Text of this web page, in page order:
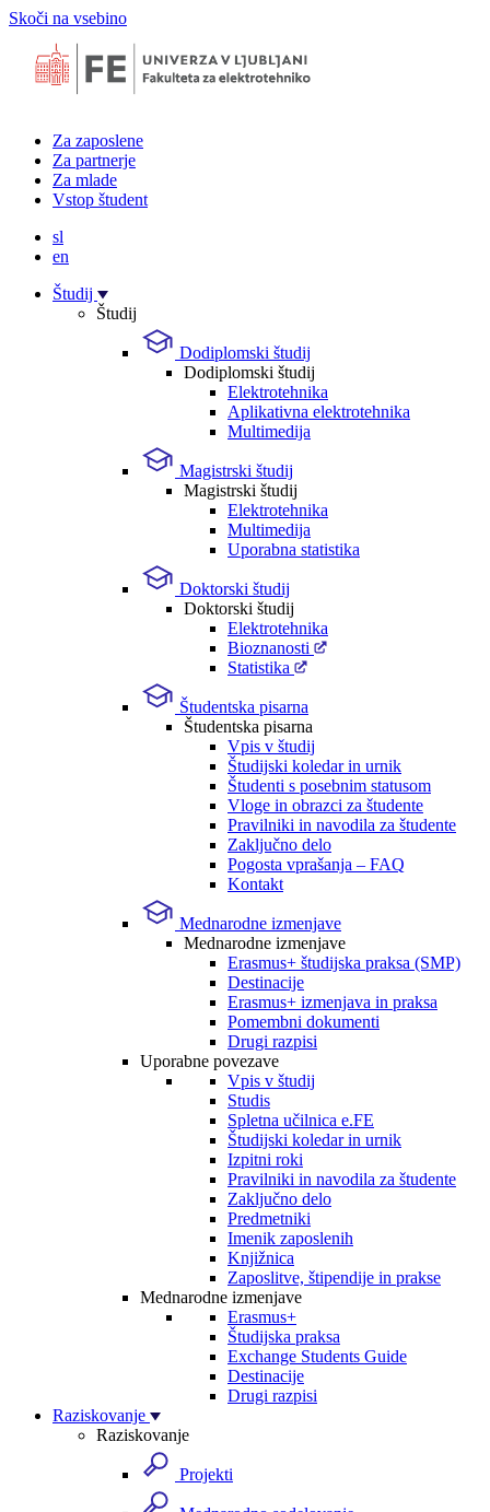
Skoči na vsebino
Za zaposlene
Za partnerje
Za mlade
Vstop študent
sl
en
Študij
Študij
Dodiplomski študij
Dodiplomski študij
Elektrotehnika
Aplikativna elektrotehnika
Multimedija
Magistrski študij
Magistrski študij
Elektrotehnika
Multimedija
Uporabna statistika
Doktorski študij
Doktorski študij
Elektrotehnika
Bioznanosti
Statistika
Študentska pisarna
Študentska pisarna
Vpis v študij
Študijski koledar in urnik
Študenti s posebnim statusom
Vloge in obrazci za študente
Pravilniki in navodila za študente
Zaključno delo
Pogosta vprašanja – FAQ
Kontakt
Mednarodne izmenjave
Mednarodne izmenjave
Erasmus+ študijska praksa (SMP)
Destinacije
Erasmus+ izmenjava in praksa
Pomembni dokumenti
Drugi razpisi
Uporabne povezave
Vpis v študij
Studis
Spletna učilnica e.FE
Študijski koledar in urnik
Izpitni roki
Pravilniki in navodila za študente
Zaključno delo
Predmetniki
Imenik zaposlenih
Knjižnica
Zaposlitve, štipendije in prakse
Mednarodne izmenjave
Erasmus+
Študijska praksa
Exchange Students Guide
Destinacije
Drugi razpisi
Raziskovanje
Raziskovanje
Projekti